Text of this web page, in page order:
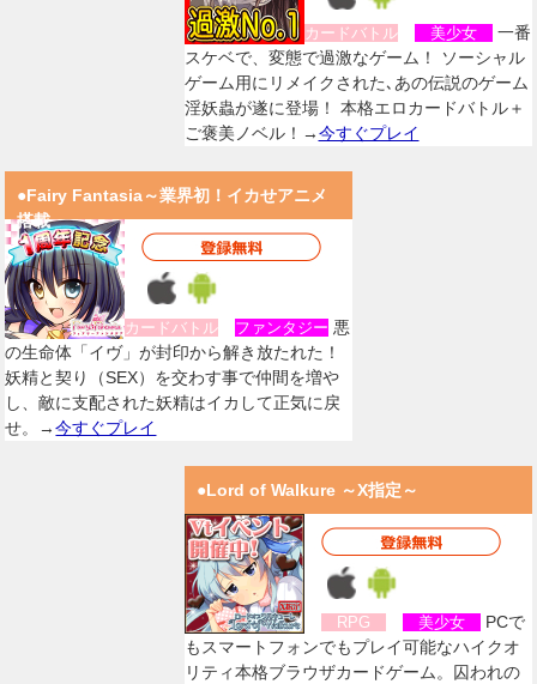
カードバトル 美少女
一番
スケベで、変態で過激なゲーム！ ソーシャル
ゲーム用にリメイクされた､あの伝説のゲーム
淫妖蟲が遂に登場！ 本格エロカードバトル＋
ご褒美ノベル！→今すぐプレイ
●Fairy Fantasia～業界初！イカせアニメ
搭載
カードバトル ファンタジー 悪
の生命体「イヴ」が封印から解き放たれた！
妖精と契り（SEX）を交わす事で仲間を増や
し、敵に支配された妖精はイカして正気に戻
せ。→今すぐプレイ
●Lord of Walkure ～X指定～
RPG 美少女
PCで
もスマートフォンでもプレイ可能なハイクオ
リティ本格ブラウザカードゲーム。囚われの